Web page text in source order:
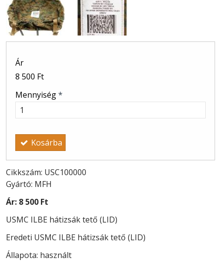
Ár
8 500 Ft
Mennyiség*
Kosárba
Cikkszám: USC100000
Gyártó: MFH
Ár: 8 500 Ft
USMC ILBE hátizsák tető (LID)
Eredeti USMC ILBE hátizsák tető (LID)
Állapota: használt